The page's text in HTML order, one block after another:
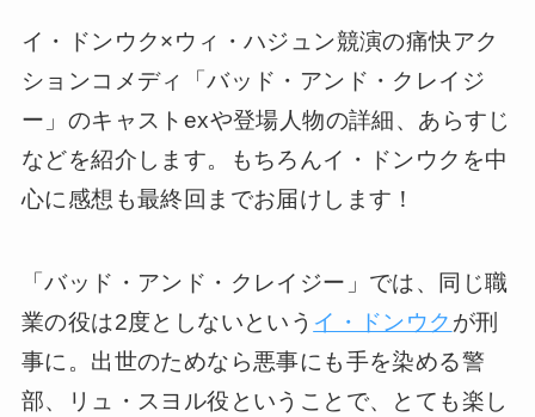
イ・ドンウク×ウィ・ハジュン競演の痛快アク
ションコメディ「バッド・アンド・クレイジ
ー」のキャストexや登場人物の詳細、あらすじ
などを紹介します。もちろんイ・ドンウクを中
心に感想も最終回までお届けします！
「バッド・アンド・クレイジー」では、同じ職
業の役は2度としないという イ・ドンウク が刑
事に。出世のためなら悪事にも手を染める警
部、リュ・スヨル役ということで、とても楽し